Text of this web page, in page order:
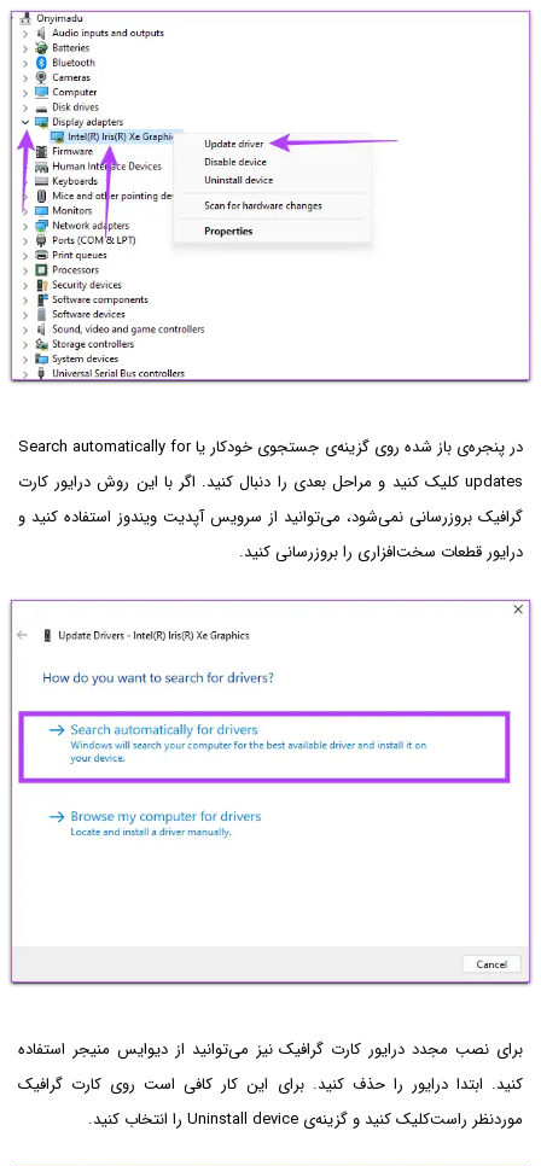
در پنجره‌ی باز شده روی گزینه‌ی جستجوی خودکار یا Search automatically for
updates کلیک کنید و مراحل بعدی را دنبال کنید. اگر با این روش درایور کارت
گرافیک بروزرسانی نمی‌شود، می‌توانید از سرویس آپدیت ویندوز استفاده کنید و
درایور قطعات سخت‌افزاری را بروزرسانی کنید.
برای نصب مجدد درایور کارت گرافیک نیز می‌توانید از دیوایس منیجر استفاده
کنید. ابتدا درایور را حذف کنید. برای این کار کافی است روی کارت گرافیک
موردنظر راست‌کلیک کنید و گزینه‌ی Uninstall device را انتخاب کنید.